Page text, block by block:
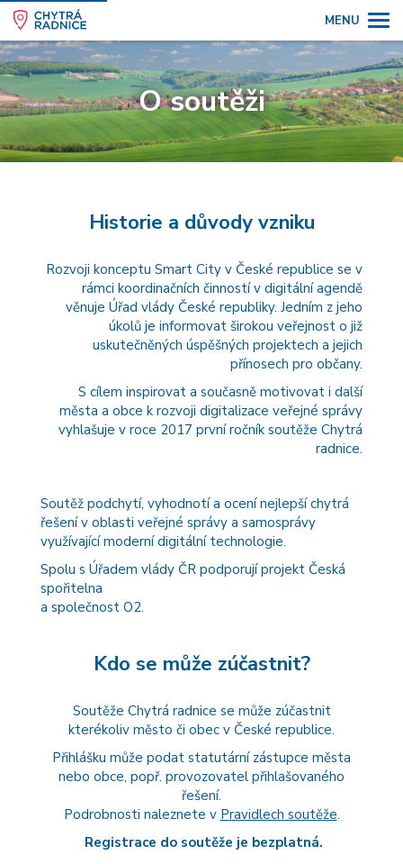
MENU
O soutěži
Historie a důvody vzniku
Rozvoji konceptu Smart City v České republice se v
rámci koordinačních činností v digitální agendě
věnuje Úřad vlády České republiky. Jedním z jeho
úkolů je informovat širokou veřejnost o již
uskutečněných úspěšných projektech a jejich
přínosech pro občany.
S cílem inspirovat a současně motivovat i další
města a obce k rozvoji digitalizace veřejné správy
vyhlašuje v roce 2017 první ročník soutěže Chytrá
radnice.
Soutěž podchytí, vyhodnotí a ocení nejlepší chytrá
řešení v oblasti veřejné správy a samosprávy
využívající moderní digitální technologie.
Spolu s Úřadem vlády ČR podporují projekt Česká
spořitelna
a společnost O2.
Kdo se může zúčastnit?
Soutěže Chytrá radnice se může zúčastnit
kterékoliv město či obec v České republice.
Přihlášku může podat statutární zástupce města
nebo obce, popř. provozovatel přihlašovaného
řešení.
Podrobnosti naleznete v Pravidlech soutěže.
Registrace do soutěže je bezplatná.